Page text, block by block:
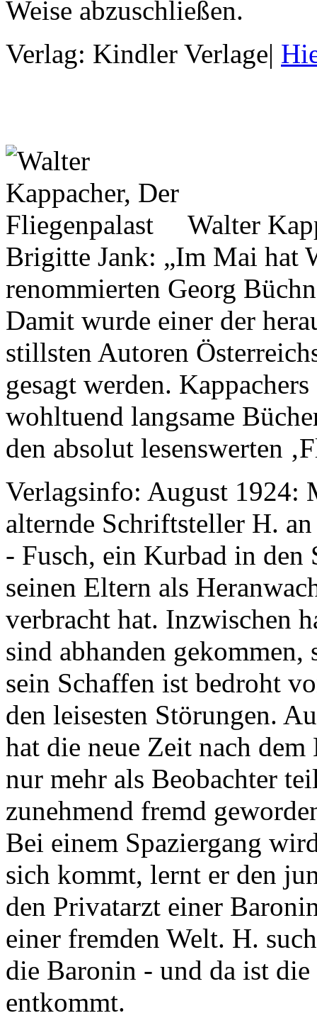
Weise abzuschließen.
Verlag: Kindler Verlage|
Walter
Brigitte Jank: „Im Mai hat
renommierten Georg
Damit wurde einer der
stillsten Autoren
gesagt werden.
wohltuend langsame
den absolut lesenswerten
Verlagsinfo: August 1924:
alternde Schriftsteller H.
- Fusch, ein Kurbad in den
seinen Eltern als
verbracht hat. Inzwischen
sind abhanden
sein Schaffen ist bedroht
den leisesten Störungen.
hat die neue Zeit nach
nur mehr als Beobachter
zunehmend fremd
Bei einem Spaziergang
sich kommt, lernt er den
den Privatarzt einer
einer fremden Welt. H.
die Baronin - und da ist
entkommt.